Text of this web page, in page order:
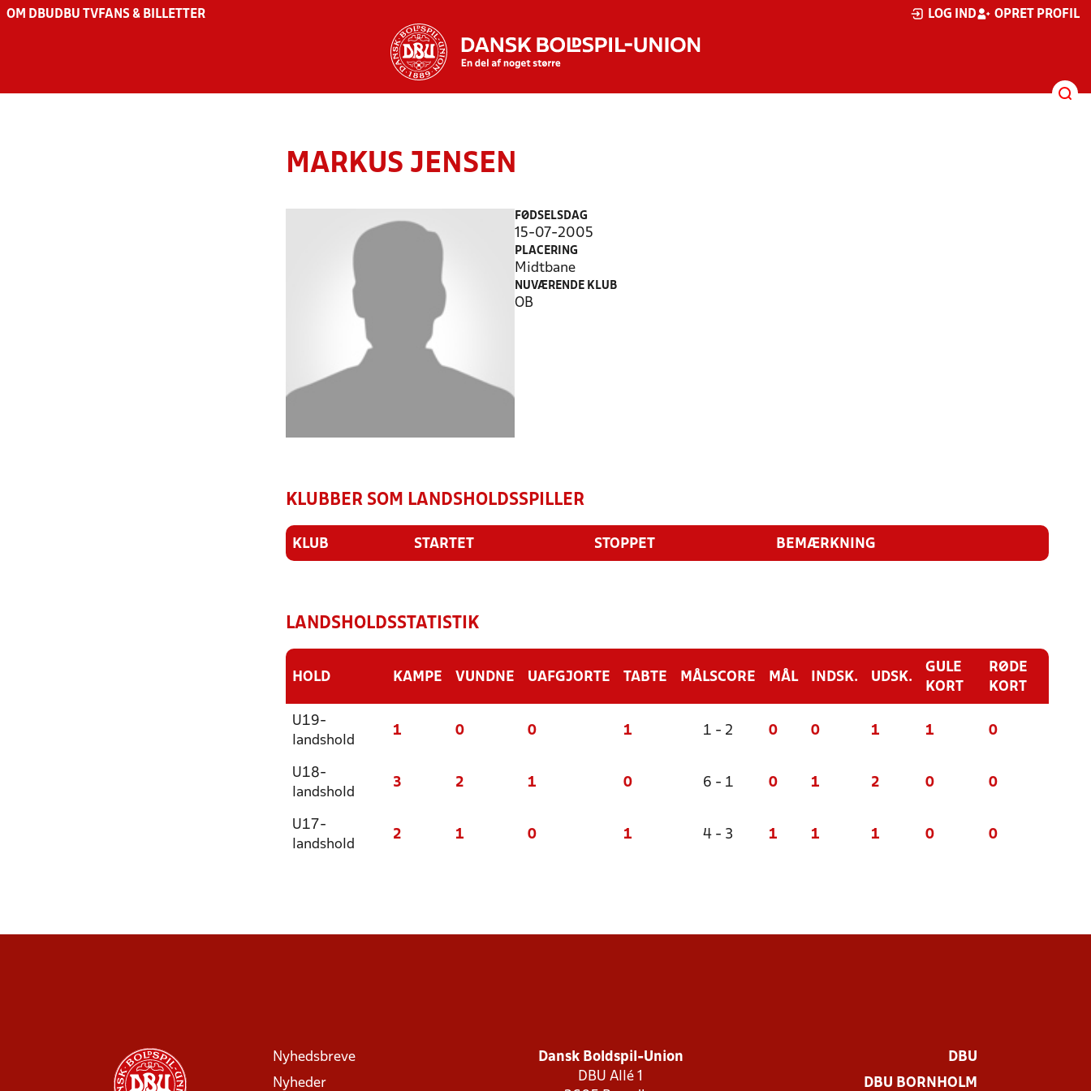
OM DBU DBU TV FANS & BILLETTER LOG IND OPRET PROFIL
MARKUS JENSEN
FØDSELSDAG
15-07-2005
PLACERING
Midtbane
NUVÆRENDE KLUB
OB
KLUBBER SOM LANDSHOLDSSPILLER
KLUB STARTET STOPPET BEMÆRKNING
LANDSHOLDSSTATISTIK
HOLD KAMPE VUNDNE UAFGJORTE TABTE MÅLSCORE MÅL INDSK. UDSK.
GULE
KORT
RØDE
KORT
U19-
landshold
1 0 0 1 1 - 2 0 0 1 1 0
U18-
landshold
3 2 1 0 6 - 1 0 1 2 0 0
U17-
landshold
2 1 0 1 4 - 3 1 1 1 0 0
Nyhedsbreve
Nyheder
Dansk Boldspil-Union
DBU Allé 1
DBU
DBU BORNHOLM